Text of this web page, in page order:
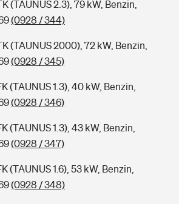
(TAUNUS 2.3), 79 kW, Benzin,
(0928 / 344)
(TAUNUS 2000), 72 kW, Benzin,
(0928 / 345)
(TAUNUS 1.3), 40 kW, Benzin,
(0928 / 346)
(TAUNUS 1.3), 43 kW, Benzin,
(0928 / 347)
(TAUNUS 1.6), 53 kW, Benzin,
(0928 / 348)